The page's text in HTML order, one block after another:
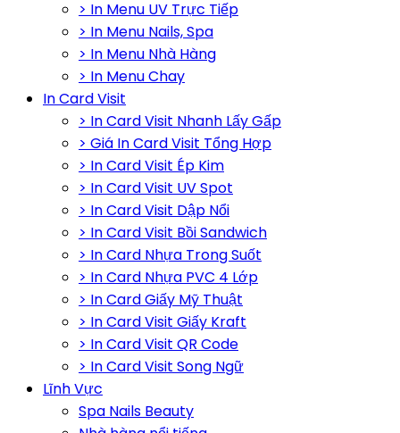
> In Menu UV Trực Tiếp
> In Menu Nails, Spa
> In Menu Nhà Hàng
> In Menu Chay
In Card Visit
> In Card Visit Nhanh Lấy Gấp
> Giá In Card Visit Tổng Hợp
> In Card Visit Ép Kim
> In Card Visit UV Spot
> In Card Visit Dập Nổi
> In Card Visit Bồi Sandwich
> In Card Nhựa Trong Suốt
> In Card Nhựa PVC 4 Lớp
> In Card Giấy Mỹ Thuật
> In Card Visit Giấy Kraft
> In Card Visit QR Code
> In Card Visit Song Ngữ
Lĩnh Vực
Spa Nails Beauty